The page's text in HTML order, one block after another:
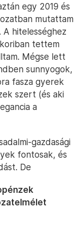
egy 2019 és
mutattam
A hitelességhez
tettem
Mégse lett
sunnyogok,
fasza gyerek
szert (és aki
a
gazdasági
fontosak, és
De